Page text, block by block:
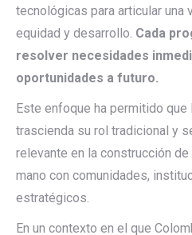
tecnológicas para articular una
equidad y desarrollo. Cada
resolver necesidades
oportunidades a futuro.
Este enfoque ha permitido que
trascienda su rol tradicional y
relevante en la construcción
mano con comunidades,
estratégicos.
En un contexto en el que